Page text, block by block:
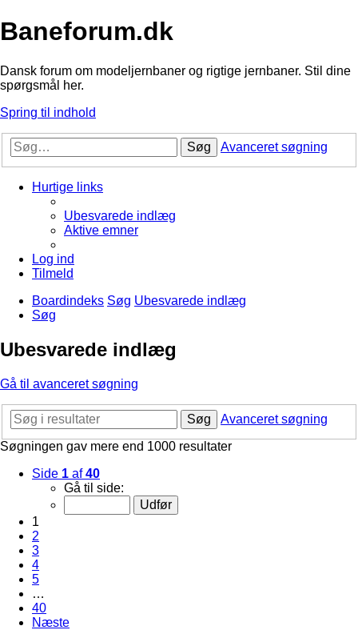
Baneforum.dk
Dansk forum om modeljernbaner og rigtige jernbaner. Stil dine
spørgsmål her.
Spring til indhold
Søg Avanceret søgning
Hurtige links
Ubesvarede indlæg
Aktive emner
Log ind
Tilmeld
Boardindeks Søg Ubesvarede indlæg
Søg
Ubesvarede indlæg
Gå til avanceret søgning
Søg
Avanceret søgning
Søgningen gav mere end 1000 resultater
Side 1 af40
Gå til side:
1
2
3
4
5
…
40
Næste